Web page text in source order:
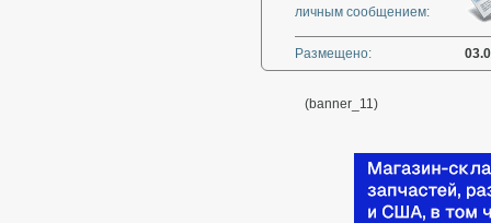
личным сообщением:
Размещено:
(banner_11)